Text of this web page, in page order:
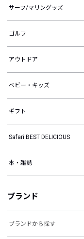
サーフ/マリングッズ
ゴルフ
アウトドア
ベビー・キッズ
ギフト
Safari BEST DELICIOUS
本・雑誌
ブランド
ブランドから探す